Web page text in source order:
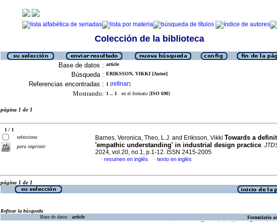
Colección de la biblioteca
Base de datos : article
Búsqueda : ERIKSSON, VIKKI [Autor]
Referencias encontradas : 1 [refinar]
Mostrando: 1 .. 1 en el formato [ISO 690]
página 1 de 1
1 / 1
selecciona
para imprimir
Barnes, Veronica, Theo, L.J. and Eriksson, Vikki Towards a
'empathic understanding' in industrial design practice.
2024, vol.20, no.1, p.1-12. ISSN 2415-2005
· resumen en inglés · texto en inglés
página 1 de 1
Refinar la búsqueda
Base de datos : article Formulario